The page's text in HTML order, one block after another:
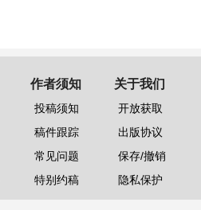
作者须知
投稿须知
稿件跟踪
常见问题
特别约稿
关于我们
开放获取
出版协议
保存/撤销
隐私保护